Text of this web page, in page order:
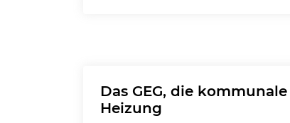
Das GEG, die
Heizung